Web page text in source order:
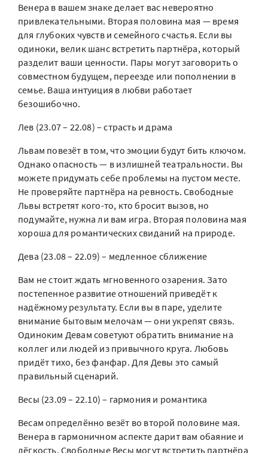
Венера в вашем знаке делает вас невероятно
привлекательными. Вторая половина мая — время
для глубоких чувств и семейного счастья. Если вы
одиноки, велик шанс встретить партнёра, который
разделит ваши ценности. Пары могут заговорить о
совместном будущем, переезде или пополнении в
семье. Ваша интуиция в любви работает
безошибочно.
Лев (23.07 – 22.08) – страсть и драма
Львам повезёт в том, что эмоции будут бить ключом.
Однако опасность — в излишней театральности. Вы
можете придумать себе проблемы на пустом месте.
Не проверяйте партнёра на ревность. Свободные
Львы встретят кого-то, кто бросит вызов, но
подумайте, нужна ли вам игра. Вторая половина мая
хороша для романтических свиданий на природе.
Дева (23.08 – 22.09) – медленное сближение
Вам не стоит ждать мгновенного озарения. Зато
постепенное развитие отношений приведёт к
надёжному результату. Если вы в паре, уделите
внимание бытовым мелочам — они укрепят связь.
Одиноким Девам советуют обратить внимание на
коллег или людей из привычного круга. Любовь
придёт тихо, без фанфар. Для Девы это самый
правильный сценарий.
Весы (23.09 – 22.10) – гармония и романтика
Весам определённо везёт во второй половине мая.
Венера в гармоничном аспекте дарит вам обаяние и
лёгкость. Свободные Весы могут встретить партнёра